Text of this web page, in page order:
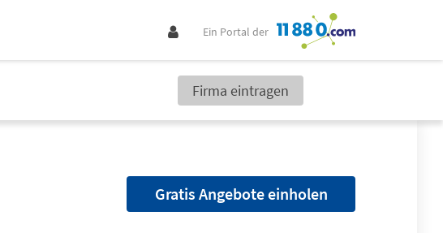
Ein Portal der
Firma eintragen
Gratis Angebote einholen